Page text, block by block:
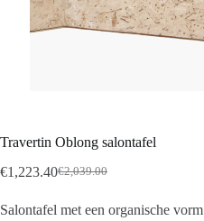
Travertin Oblong salontafel
€2,039.00
€1,223.40
Salontafel met een organische vorm